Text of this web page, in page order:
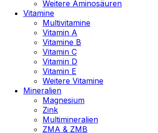
Weitere Aminosäuren
Vitamine
Multivitamine
Vitamin A
Vitamine B
Vitamin C
Vitamin D
Vitamin E
Weitere Vitamine
Mineralien
Magnesium
Zink
Multimineralien
ZMA & ZMB